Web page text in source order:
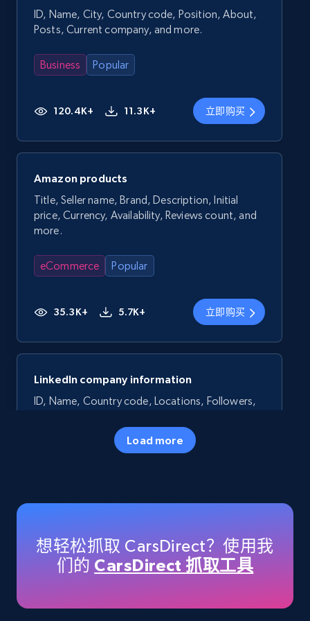
ID, Name, City, Country code, Position, About,
Posts, Current company, and more.
Business Popular
120.4K+ 11.3K+ 立即购买
Amazon products
Title, Seller name, Brand, Description, Initial
price, Currency, Availability, Reviews count, and
more.
eCommerce Popular
35.3K+ 5.7K+ 立即购买
LinkedIn company information
ID, Name, Country code, Locations, Followers,
Load more
想轻松抓取 CarsDirect？使用我
们的 CarsDirect 抓取工具